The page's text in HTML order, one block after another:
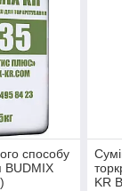
способу
BUDMIX
KR